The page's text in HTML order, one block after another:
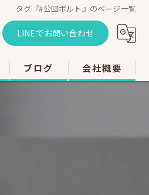
タグ『#公団ボルト』のページ一覧
LINEでお問い合わせ
ブログ 会社概要